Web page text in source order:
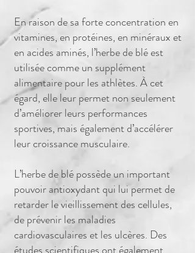
En raison de sa forte concentration en
vitamines, en protéines, en minéraux et
en acides aminés, l’herbe de blé est
utilisée comme un supplément
alimentaire pour les athlètes. À cet
égard, elle leur permet non seulement
d’améliorer leurs performances
sportives, mais également d’accélérer
leur croissance musculaire.
L’herbe de blé possède un important
pouvoir antioxydant qui lui permet de
retarder le vieillissement des cellules,
de prévenir les maladies
cardiovasculaires et les ulcères. Des